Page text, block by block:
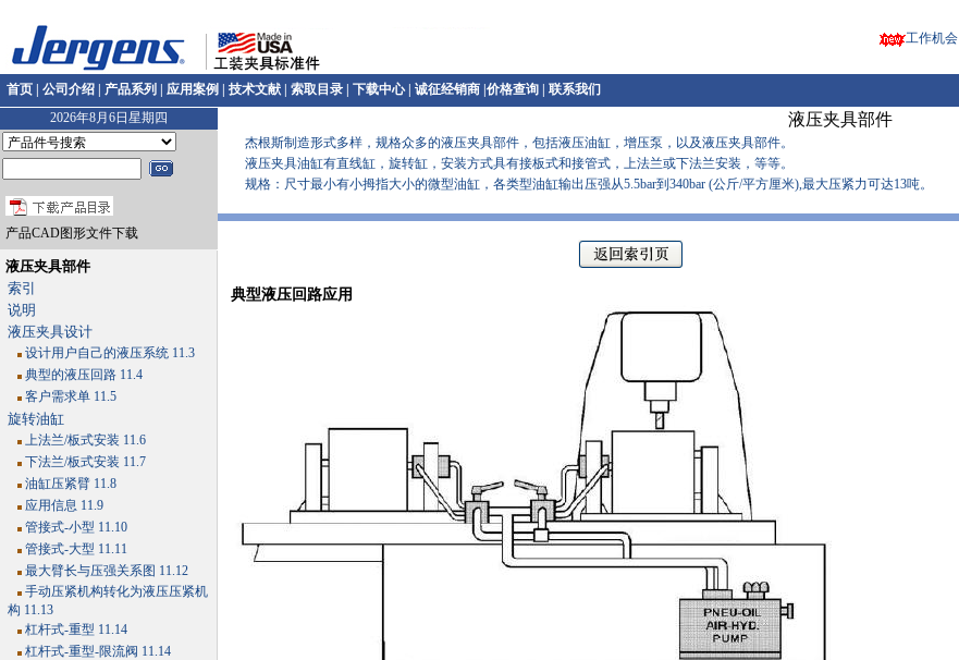
工作机会
首页 公司介绍 产品系列 应用案例 技术文献 索取目录 下载中心| 诚征经销商 价格查询
联系我们
2026年8月6日星期四
产品CAD图形文件下载
液压夹具部件
索引
说明
液压夹具设计
设计用户自己的液压系统 11.3
典型的液压回路 11.4
客户需求单 11.5
旋转油缸
上法兰/板式安装 11.6
下法兰/板式安装 11.7
油缸压紧臂 11.8
应用信息 11.9
管接式-小型 11.10
管接式-大型 11.11
最大臂长与压强关系图 11.12
手动压紧机构转化为液压压紧机
构 11.13
杠杆式-重型 11.14
杠杆式-重型-限流阀 11.14
液压夹具部件
杰根斯制造形式多样，规格众多的液压夹具部件，包括液压油缸，增压泵，以及液压夹具部件。
液压夹具油缸有直线缸，旋转缸，安装方式具有接板式和接管式，上法兰或下法兰安装，等等。
规格：尺寸最小有小拇指大小的微型油缸，各类型油缸输出压强从5.5bar到340bar (公斤/平方厘米),最大压紧力可达13吨。
典型液压回路应用